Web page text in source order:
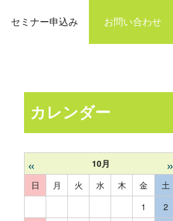
セミナー申込み お問い合わせ
カレンダー
« 10月 »
日 月 火 水 木 金
土
1
2